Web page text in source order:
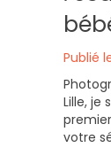
Publié
Lille, je
votre